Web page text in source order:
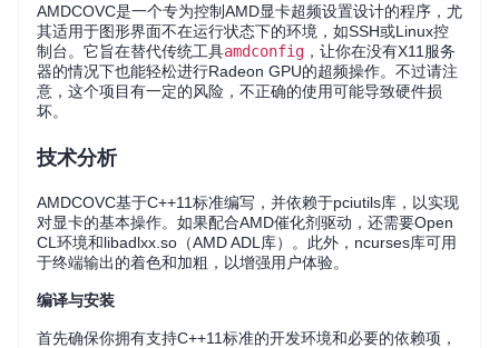
AMDCOVC是一个专为控制AMD显卡超频设置设计的程序，尤
其适用于图形界面不在运行状态下的环境，如SSH或Linux控
制台。它旨在替代传统工具amdconfig ，让你在没有X11服务
器的情况下也能轻松进行Radeon GPU的超频操作。不过请注
意，这个项目有一定的风险，不正确的使用可能导致硬件损
坏。
技术分析
AMDCOVC基于C++11标准编写，并依赖于pciutils库，以实现
对显卡的基本操作。如果配合AMD催化剂驱动，还需要Open
CL环境和libadlxx.so（AMD ADL库）。此外，ncurses库可用
于终端输出的着色和加粗，以增强用户体验。
编译与安装
首先确保你拥有支持C++11标准的开发环境和必要的依赖项，